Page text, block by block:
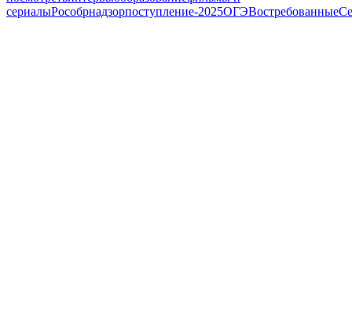
сериалыРособрнадзорпоступление-2025ОГЭВостребованные